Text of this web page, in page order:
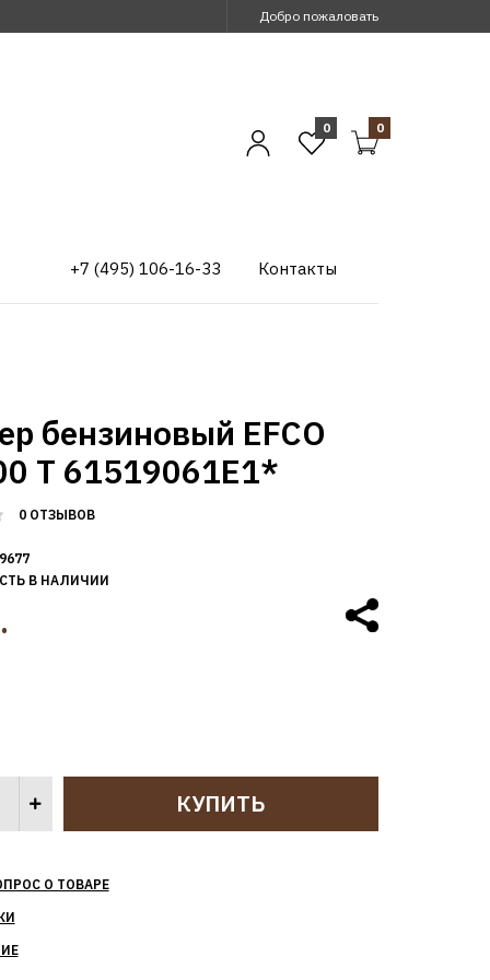
Добро пожаловать
0 0
+7 (495) 106-16-33 Контакты
бензиновый EFCO
T 61519061E1*
0 ОТЗЫВОВ
В НАЛИЧИИ
О ТОВАРЕ